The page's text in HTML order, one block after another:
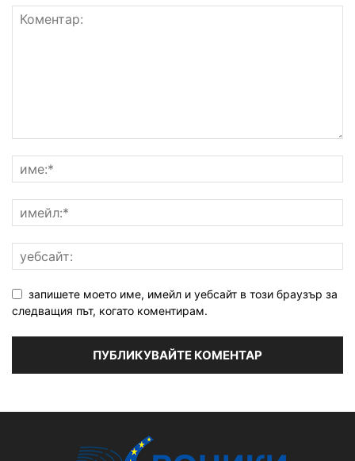
запишете моето име, имейл и уебсайт в този браузър за
следващия път, когато коментирам.